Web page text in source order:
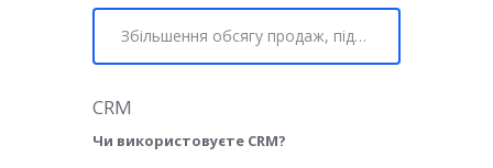
CRM
Чи використовуєте CRM?